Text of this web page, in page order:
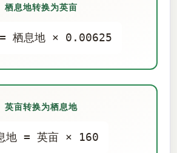
栖息地转换为英亩
栖息地 × 0.00625
英亩转换为栖息地
地 = 英亩 × 160